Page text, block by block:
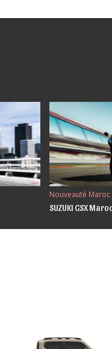
Nouveauté Maroc
SUZUKI GSX